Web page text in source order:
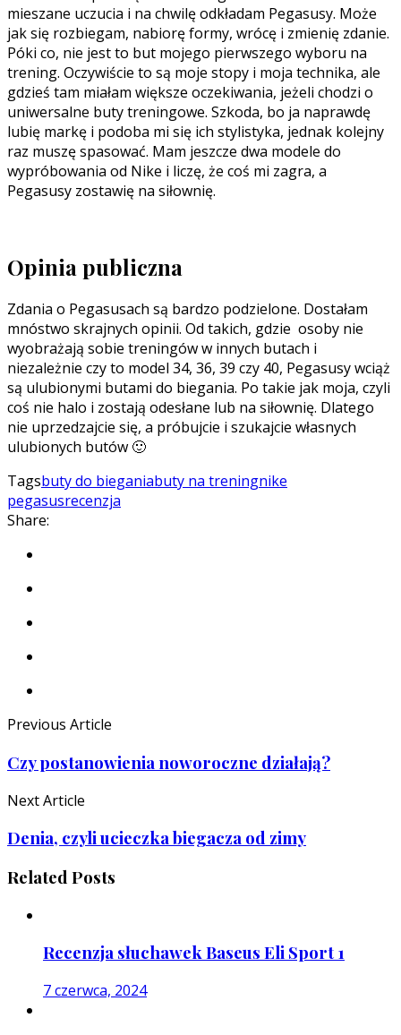
mieszane uczucia i na chwilę odkładam Pegasusy. Może
jak się rozbiegam, nabiorę formy, wrócę i zmienię zdanie.
Póki co, nie jest to but mojego pierwszego wyboru na
trening. Oczywiście to są moje stopy i moja technika, ale
gdzieś tam miałam większe oczekiwania, jeżeli chodzi o
uniwersalne buty treningowe. Szkoda, bo ja naprawdę
lubię markę i podoba mi się ich stylistyka, jednak kolejny
raz muszę spasować. Mam jeszcze dwa modele do
wypróbowania od Nike i liczę, że coś mi zagra, a
Pegasusy zostawię na siłownię.
Opinia publiczna
Zdania o Pegasusach są bardzo podzielone. Dostałam
mnóstwo skrajnych opinii. Od takich, gdzie osoby nie
wyobrażają sobie treningów w innych butach i
niezależnie czy to model 34, 36, 39 czy 40, Pegasusy wciąż
są ulubionymi butami do biegania. Po takie jak moja, czyli
coś nie halo i zostają odesłane lub na siłownię. Dlatego
nie uprzedzajcie się, a próbujcie i szukajcie własnych
ulubionych butów 🙂
Tagsbuty do bieganiabuty na treningnike
pegasusrecenzja
Share:
Previous Article
Czy postanowienia noworoczne działają?
Next Article
Denia, czyli ucieczka biegacza od zimy
Related Posts
Recenzja słuchawek Baseus Eli Sport 1
7 czerwca, 2024